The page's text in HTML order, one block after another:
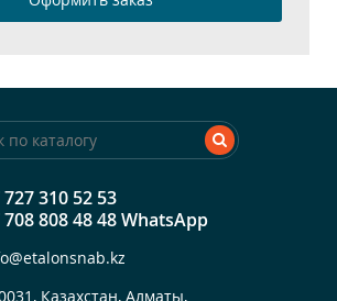
727 310 52 53
708 808 48 48 WhatsApp
Казахстан, Алматы,